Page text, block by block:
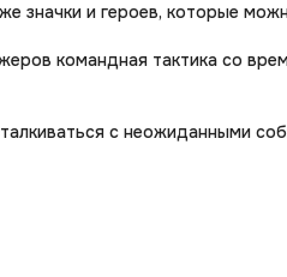
значки и героев, которые
командная тактика со
с неожиданными